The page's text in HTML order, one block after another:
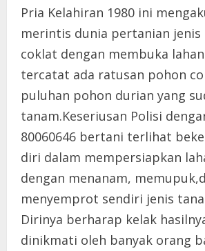
Pria Kelahiran 1980 ini
merintis dunia pertanian jenis
coklat dengan membuka
tercatat ada ratusan pohon
puluhan pohon durian yang
tanam.Keseriusan Polisi
80060646 bertani terlihat
diri dalam mempersiapkan
dengan menanam,
menyemprot sendiri jenis
Dirinya berharap kelak
dinikmati oleh banyak orang